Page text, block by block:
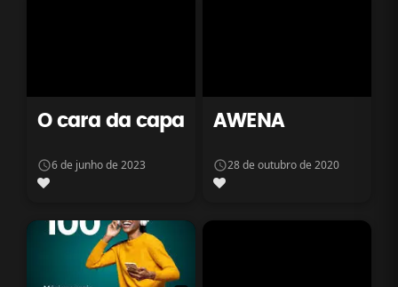
O cara da capa
6 de junho de 2023
AWENA
28 de outubro de 2020